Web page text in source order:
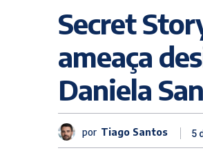
Secret
ameaça
Daniela
por Tiago Santos 5